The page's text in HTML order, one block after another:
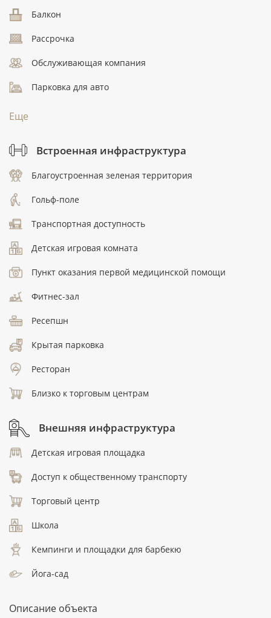
Балкон
Рассрочка
Обслуживающая компания
Парковка для авто
Еще
Встроенная инфраструктура
Благоустроенная зеленая территория
Гольф-поле
Транспортная доступность
Детская игровая комната
Пункт оказания первой медицинской помощи
Фитнес-зал
Ресепшн
Крытая парковка
Ресторан
Близко к торговым центрам
Внешняя инфраструктура
Детская игровая площадка
Доступ к общественному транспорту
Торговый центр
Школа
Кемпинги и площадки для барбекю
Йога-сад
Описание объекта